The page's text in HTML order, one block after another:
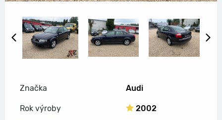
Předchozí snímek Další
Značka
Rok výroby
Audi
2002